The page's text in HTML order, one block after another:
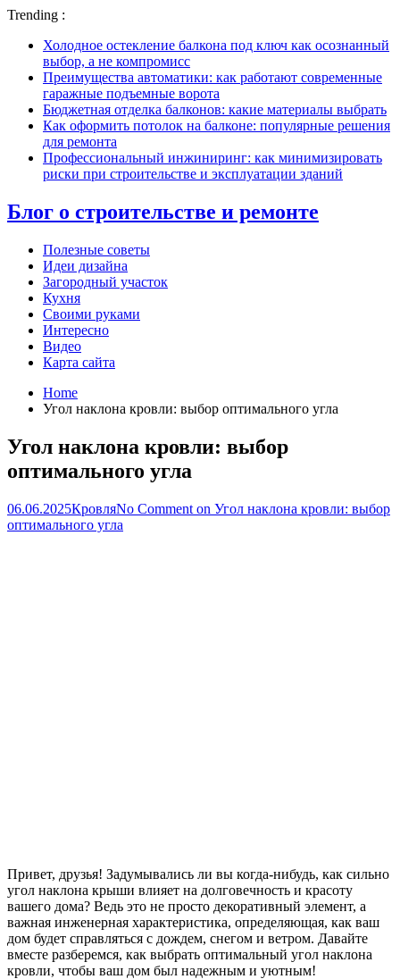
Trending :
Холодное остекление балкона под ключ как осознанный
выбор, а не компромисс
Преимущества автоматики: как работают современные
гаражные подъемные ворота
Бюджетная отделка балконов: какие материалы выбрать
Как оформить потолок на балконе: популярные решения
для ремонта
Профессиональный инжиниринг: как минимизировать
риски при строительстве и эксплуатации зданий
Блог о строительстве и ремонте
Полезные советы
Идеи дизайна
Загородный участок
Кухня
Своими руками
Интересно
Видео
Карта сайта
Home
Угол наклона кровли: выбор оптимального угла
Угол наклона кровли: выбор
оптимального угла
06.06.2025КровляNo Comment on Угол наклона кровли: выбор
оптимального угла
Привет, друзья! Задумывались ли вы когда-нибудь, как сильно
угол наклона крыши влияет на долговечность и красоту
вашего дома? Ведь это не просто декоративный элемент, а
важная инженерная характеристика, определяющая, как ваш
дом будет справляться с дождем, снегом и ветром. Давайте
вместе разберемся, как выбрать оптимальный угол наклона
кровли, чтобы ваш дом был надежным и уютным!